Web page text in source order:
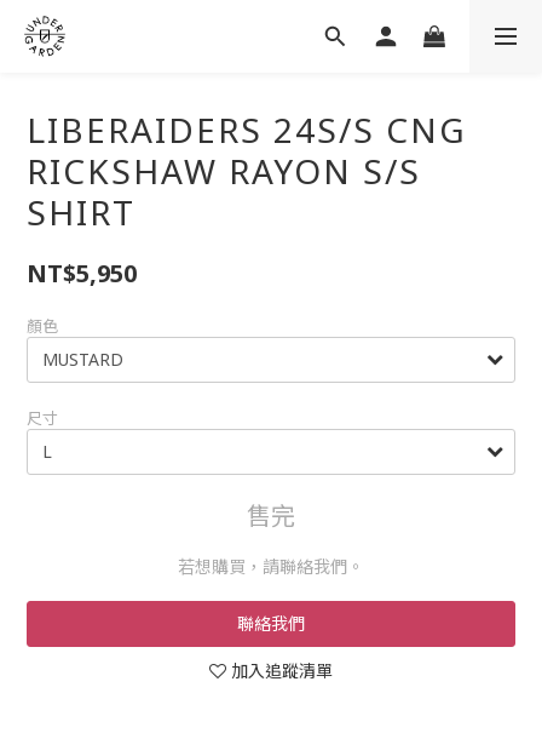
LIBERAIDERS 24S/S CNG
RICKSHAW RAYON S/S
SHIRT
NT$5,950
顏色
尺寸
售完
若想購買，請聯絡我們。
聯絡我們
加入追蹤清單